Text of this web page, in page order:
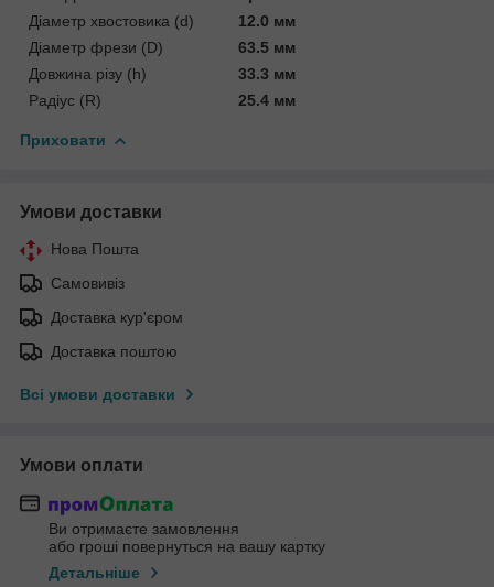
Діаметр хвостовика (d)
12.0 мм
Діаметр фрези (D)
63.5 мм
Довжина різу (h)
33.3 мм
Радіус (R)
25.4 мм
Приховати
Умови доставки
Нова Пошта
Самовивіз
Доставка кур'єром
Доставка поштою
Всі умови доставки
Умови оплати
Ви отримаєте замовлення
або гроші повернуться на вашу картку
Детальніше